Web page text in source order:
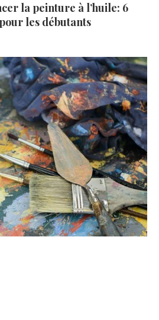
la peinture à l’huile: 6
les débutants